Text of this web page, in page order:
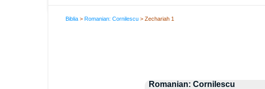
Biblia >Romanian: Cornilescu > Zechariah 1
Romanian: Cornilescu